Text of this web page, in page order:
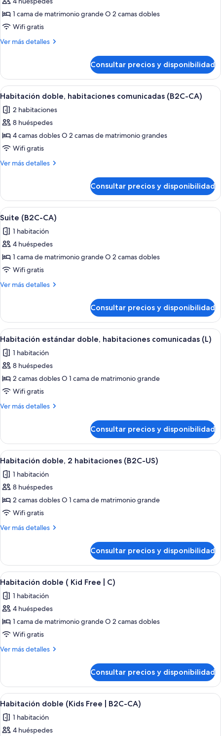
fotos
de
Habitación
doble
1 cama de matrimonio grande O 2 camas dobles
Wifi gratis
Ver más detalles
Más
doble
(B2C-
CA)
Consultar precios y disponibilidad
Abrir
todas
las
fotos
de
Habitación
doble,
(B2C-
CA)
Una habitación de hotel con una
4
Habitación doble, habitaciones comunicadas (B2C-CA)
2 habitaciones
8 huéspedes
4 camas dobles O 2 camas de matrimonio grandes
Wifi gratis
Ver más detalles
Más
doble,
habitaciones
comunicadas
CA)
Consultar precios y disponibilidad
Abrir
todas
las
fotos
de
Suite
(B2C-
Habitación de hotel con una cama
6
Suite (B2C-CA)
1 habitación
4 huéspedes
1 cama de matrimonio grande O 2 camas dobles
Wifi gratis
Ver más detalles
Más
(B2C-
CA)
Consultar precios y disponibilidad
Abrir
todas
las
fotos
de
Habitación
estándar
comunicadas
(L)
Una habitación de hotel con una
4
Habitación estándar doble, habitaciones comunicadas (L)
1 habitación
8 huéspedes
2 camas dobles O 1 cama de matrimonio grande
Wifi gratis
Ver más detalles
Más
estándar
doble,
habitaciones
(L)
Consultar precios y disponibilidad
Abrir
todas
las
fotos
de
Habitación
doble,
(B2C-
US)
Una habitación de hotel con una
4
Habitación doble, 2 habitaciones (B2C-US)
1 habitación
8 huéspedes
2 camas dobles O 1 cama de matrimonio grande
Wifi gratis
Ver más detalles
Más
doble,
habitaciones
US)
Consultar precios y disponibilidad
Abrir
todas
las
fotos
de
Habitación
doble
Free
C)
Habitación de hotel con una cama,
4
Habitación doble ( Kid Free | C)
1 habitación
4 huéspedes
1 cama de matrimonio grande O 2 camas dobles
Wifi gratis
Ver más detalles
Más
doble
Kid
C)
Consultar precios y disponibilidad
Abrir
todas
las
fotos
Habitación de hotel con una cama,
4
Habitación doble (Kids Free | B2C-CA)
1 habitación
4 huéspedes